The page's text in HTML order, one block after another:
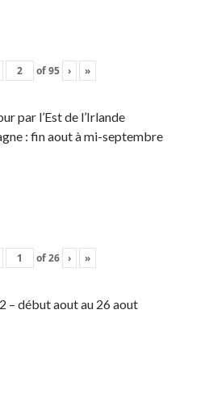
of95 › »
par l’Est de l’Irlande
: fin aout à mi-septembre
of26 › »
– début aout au 26 aout